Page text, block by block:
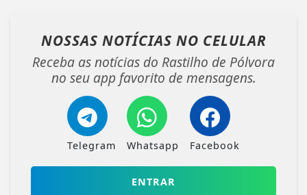
NOSSAS NOTÍCIAS NO CELULAR
Receba as notícias do Rastilho de Pólvora
no seu app favorito de mensagens.
Telegram Whatsapp Facebook
ENTRAR